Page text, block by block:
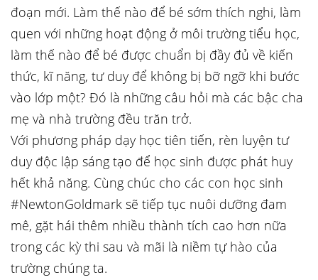
đoạn mới. Làm thế nào để bé sớm thích nghi, làm
quen với những hoạt động ở môi trường tiểu học,
làm thế nào để bé được chuẩn bị đầy đủ về kiến
thức, kĩ năng, tư duy để không bị bỡ ngỡ khi bước
vào lớp một? Đó là những câu hỏi mà các bậc cha
mẹ và nhà trường đều trăn trở.
Với phương pháp dạy học tiên tiến, rèn luyện tư
duy độc lập sáng tạo để học sinh được phát huy
hết khả năng. Cùng chúc cho các con học sinh
#NewtonGoldmark sẽ tiếp tục nuôi dưỡng đam
mê, gặt hái thêm nhiều thành tích cao hơn nữa
trong các kỳ thi sau và mãi là niềm tự hào của
trường chúng ta.